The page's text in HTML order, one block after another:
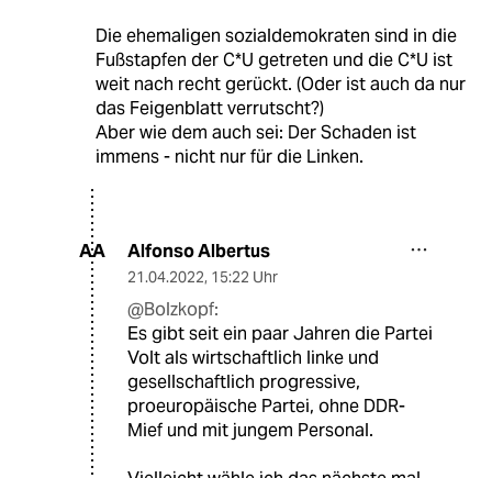
Die ehemaligen sozialdemokraten sind in die
Fußstapfen der C*U getreten und die C*U ist
weit nach recht gerückt. (Oder ist auch da nur
das Feigenblatt verrutscht?)
Aber wie dem auch sei: Der Schaden ist
immens - nicht nur für die Linken.
AA Alfonso Albertus
21.04.2022, 15:22 Uhr
@Bolzkopf:
Es gibt seit ein paar Jahren die Partei
Volt als wirtschaftlich linke und
gesellschaftlich progressive,
proeuropäische Partei, ohne DDR-
Mief und mit jungem Personal.